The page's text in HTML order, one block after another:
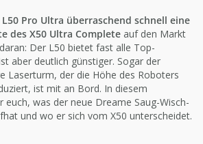
L50 Pro Ultra überraschend schnell eine
des X50 Ultra Complete auf den Markt
Der L50 bietet fast alle Top-
aber deutlich günstiger. Sogar der
Laserturm, der die Höhe des Roboters
ist mit an Bord. In diesem
euch, was der neue Dreame Saug-Wisch-
und wo er sich vom X50 unterscheidet.